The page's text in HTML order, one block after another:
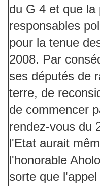
du G 4 et que la
responsables
pour la tenue
2008. Par
ses députés de
terre, de
de commencer
rendez-vous du
l'Etat aurait
l'honorable
sorte que